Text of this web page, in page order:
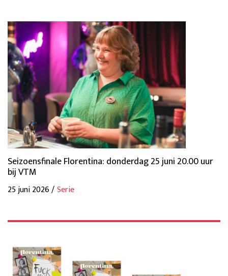
Seizoensfinale Florentina: donderdag 25 juni 20.00 uur
bij VTM
25 juni 2026 /Serie